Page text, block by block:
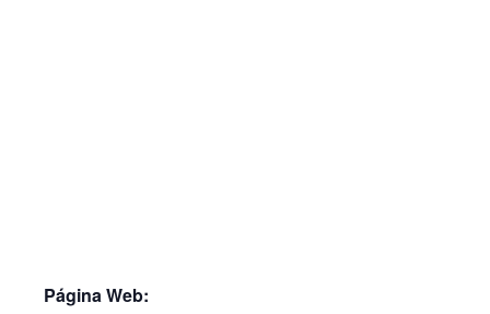
Página Web: